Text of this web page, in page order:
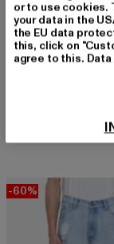
Derzeitiger Preis:
54,99 EUR
-60%
or to use cookies.
your data in the
the EU data
this, click on
agree to this.